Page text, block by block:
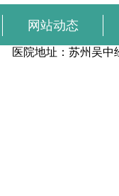
网站动态
医院地址：苏州吴